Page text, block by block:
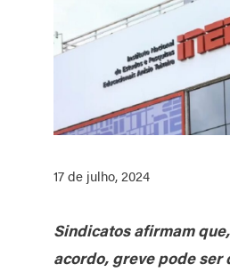
17 de julho, 2024
Sindicatos afirmam
acordo, greve pode ser